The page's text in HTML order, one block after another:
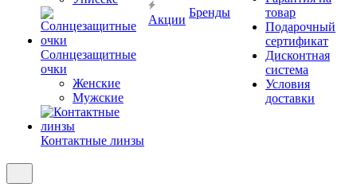
Солнцезащитные
очки
Женские
Мужские
Контактные линзы
Акции
Бренды
товар
Подарочный
сертификат
Дисконтная
система
Условия
доставки